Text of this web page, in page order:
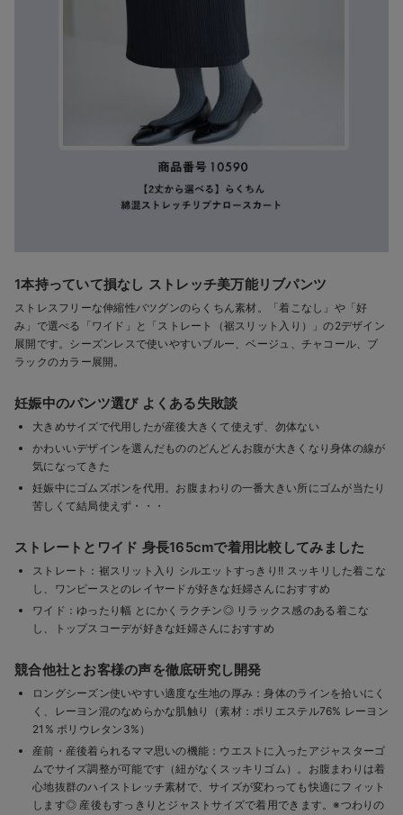
1本持っていて損なし ストレッチ美万能リブパンツ
ストレスフリーな伸縮性バツグンのらくちん素材。「着こなし」や「好
み」で選べる「ワイド」と「ストレート（裾スリット入り）」の2デザイン
展開です。シーズンレスで使いやすいブルー、ベージュ、チャコール、ブ
ラックのカラー展開。
妊娠中のパンツ選び よくある失敗談
大きめサイズで代用したが産後大きくて使えず、勿体ない
かわいいデザインを選んだもののどんどんお腹が大きくなり身体の線が
気になってきた
妊娠中にゴムズボンを代用。お腹まわりの一番大きい所にゴムが当たり
苦しくて結局使えず・・・
ストレートとワイド 身長165cmで着用比較してみました
ストレート：裾スリット入り シルエットすっきり!! スッキリした着こな
し、ワンピースとのレイヤードが好きな妊婦さんにおすすめ
ワイド：ゆったり幅 とにかくラクチン◎ リラックス感のある着こな
し、トップスコーデが好きな妊婦さんにおすすめ
競合他社とお客様の声を徹底研究し開発
ロングシーズン使いやすい適度な生地の厚み：身体のラインを拾いにく
く、レーヨン混のなめらかな肌触り（素材：ポリエステル76% レーヨン
21% ポリウレタン3%）
産前・産後着られるママ思いの機能：ウエストに入ったアジャスターゴ
ムでサイズ調整が可能です（紐がなくスッキリゴム）。お腹まわりは着
心地抜群のハイストレッチ素材で、サイズが変わっても快適にフィット
します◎ 産後もすっきりとジャストサイズで着用できます。※つわりの